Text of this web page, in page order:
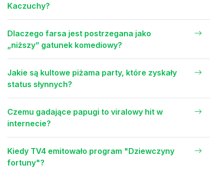
Kaczuchy?
Dlaczego farsa jest postrzegana jako
„niższy” gatunek komediowy?
Jakie są kultowe piżama party, które zyskały
status słynnych?
Czemu gadające papugi to viralowy hit w
internecie?
Kiedy TV4 emitowało program "Dziewczyny
fortuny"?